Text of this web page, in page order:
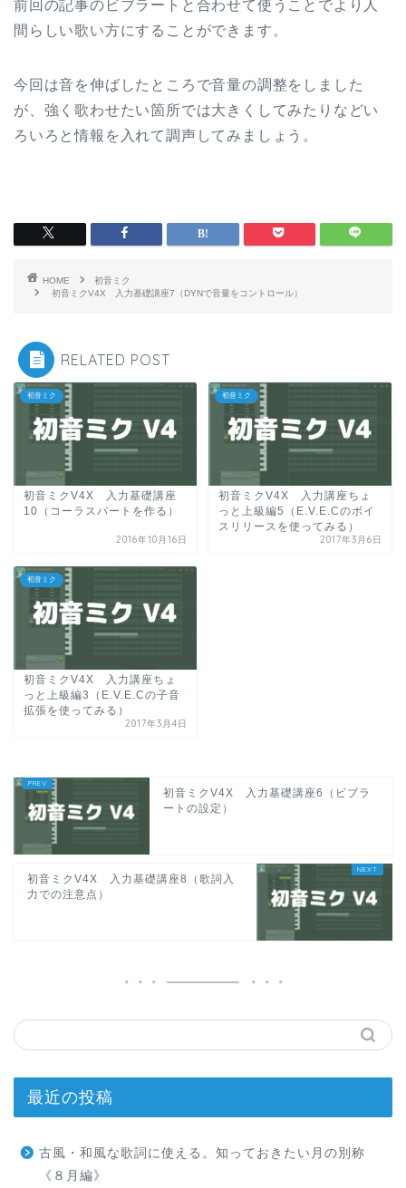
前回の記事のビブラートと合わせて使うことでより人
間らしい歌い方にすることができます。
今回は音を伸ばしたところで音量の調整をしました
が、強く歌わせたい箇所では大きくしてみたりなどい
ろいろと情報を入れて調声してみましょう。
HOME
初音ミク
初音ミクV4X 入力基礎講座7（DYNで音量をコントロール）
RELATED POST
初音ミク
初音ミクV4X 入力基礎講座
10（コーラスパートを作る）
2016年10月16日
初音ミク
初音ミクV4X 入力講座ちょ
っと上級編5（E.V.E.Cのボイ
スリリースを使ってみる）
2017年3月6日
初音ミク
初音ミクV4X 入力講座ちょ
っと上級編3（E.V.E.Cの子音
拡張を使ってみる）
2017年3月4日
初音ミクV4X 入力基礎講座6（ビブラ
ートの設定）
初音ミクV4X 入力基礎講座8（歌詞入
力での注意点）
最近の投稿
古風・和風な歌詞に使える。知っておきたい月の別称
《８月編》